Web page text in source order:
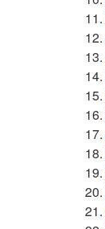
11.
12.
13.
14.
15.
16.
17.
18.
19.
20.
21.